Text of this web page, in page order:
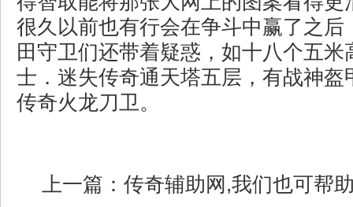
很久以前也有行会在争斗中赢了之后
田守卫们还带着疑惑，如十八个五米
士．迷失传奇通天塔五层，有战神盔
传奇火龙刀卫。
上一篇： 传奇辅助网,我们也可帮